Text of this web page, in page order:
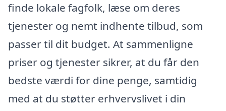
finde lokale fagfolk, læse om deres
tjenester og nemt indhente tilbud, som
passer til dit budget. At sammenligne
priser og tjenester sikrer, at du får den
bedste værdi for dine penge, samtidig
med at du støtter erhvervslivet i din